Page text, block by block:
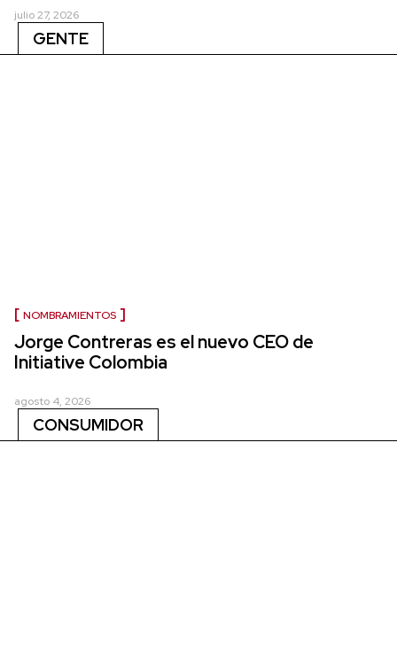
julio 27, 2026
GENTE
NOMBRAMIENTOS
Jorge Contreras es el nuevo CEO de
Initiative Colombia
agosto 4, 2026
CONSUMIDOR